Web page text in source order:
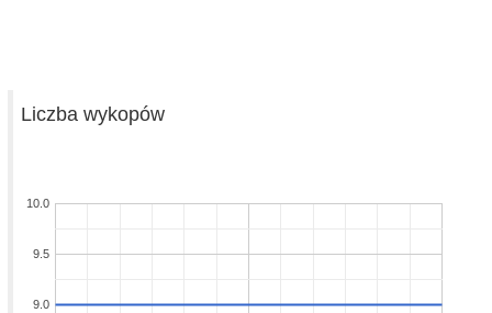
Liczba wykopów
9.0
9.5
10.0